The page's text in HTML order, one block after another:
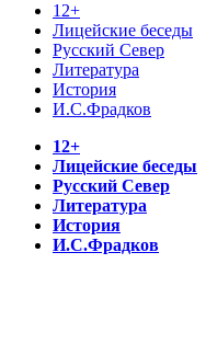
12+
Лицейские беседы
Русский Север
Литература
История
И.С.Фрадков
12+
Лицейские беседы
Русский Север
Литература
История
И.С.Фрадков